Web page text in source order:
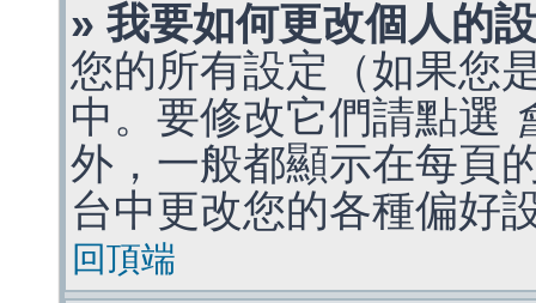
» 我要如何更改個人的
您的所有設定（如果您
中。要修改它們請點選
外，一般都顯示在每頁
台中更改您的各種偏好
回頂端